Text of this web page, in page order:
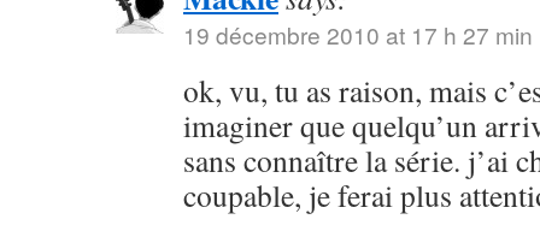
19 décembre 2010 at 17 h 27 min
ok, vu, tu as raison, mais
imaginer que quelqu’un
sans connaître la série. j’ai
coupable, je ferai plus